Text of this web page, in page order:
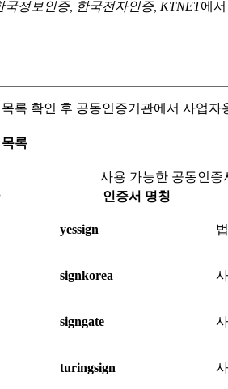
국정보인증, 한국전자인증, KTNET에
록 확인 후 공동인증기관에서 사업
록
사용 가능한 공동인증
인증서 명칭
yessign
signkorea
signgate
turingsign